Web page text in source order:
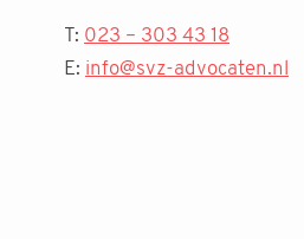
T: 023 – 303 43 18
E: info@svz-advocaten.nl